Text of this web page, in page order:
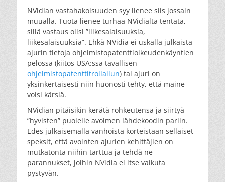
NVidian vastahakoisuuden syy lienee siis jossain
muualla. Tuota lienee turhaa NVidialta tentata,
sillä vastaus olisi ”liikesalaisuuksia,
liikesalaisuuksia”. Ehkä NVidia ei uskalla julkaista
ajurin tietoja ohjelmistopatenttioikeudenkäyntien
pelossa (kiitos USA:ssa tavallisen
ohjelmistopatenttitrollailun) tai ajuri on
yksinkertaisesti niin huonosti tehty, että maine
voisi kärsiä.
NVidian pitäisikin kerätä rohkeutensa ja siirtyä
”hyvisten” puolelle avoimen lähdekoodin pariin.
Edes julkaisemalla vanhoista korteistaan sellaiset
speksit, että avointen ajurien kehittäjien on
mutkatonta niihin tarttua ja tehdä ne
parannukset, joihin NVidia ei itse vaikuta
pystyvän.